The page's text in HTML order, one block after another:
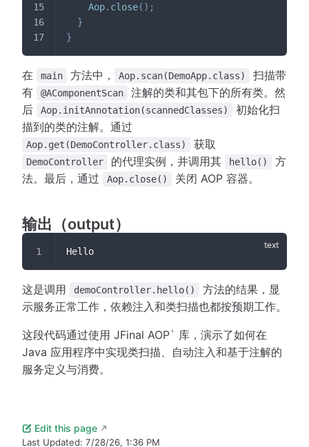
Aop. close( ) ;
}
}
在 main 方法中， Aop.scan(DemoApp.class)
扫描带
有
@AComponentScan
注解的类和其包下的所有类。然
后
Aop.initAnnotation(scannedClasses)
初始化扫
描到的类的注解。通过
Aop.get(DemoController.class) 获取
DemoController 的代理实例，并调用其 hello()
方
法。最后，通过
Aop.close() 关闭 AOP 容器。
输出（output）
Hello
这是调用 demoController.hello()
方法的结果，显
示服务正常工作，依赖注入和类扫描也都按预期工作。
这段代码通过使用 JFinal AOP` 库，演示了如何在
Java 应用程序中实现类扫描、自动注入和基于注解的
服务定义与消费。
Edit this page
Last Updated: 7/28/26, 1:36 PM